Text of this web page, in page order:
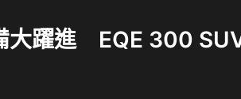
大躍進 EQE 300